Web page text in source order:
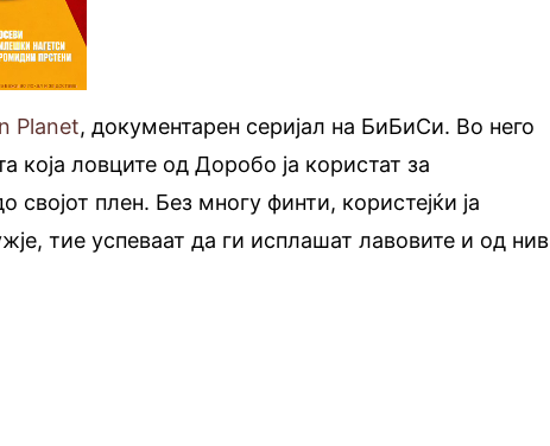
Planet, документарен серијал на БиБиСи. Во него
која ловците од Доробо ја користат за
плен. Без многу финти, користејќи ја
тие успеваат да ги исплашат лавовите и од нив